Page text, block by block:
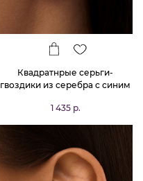
Квадратнрые серьги-
гвоздики из серебра с синим
Принцесса 6,5*6,5 мм
1 435 р.